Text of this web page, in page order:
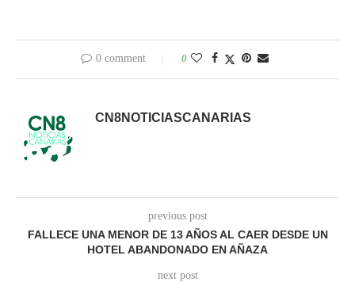
0 comment 0
CN8NOTICIASCANARIAS
previous post
FALLECE UNA MENOR DE 13 AÑOS AL CAER DESDE UN
HOTEL ABANDONADO EN AÑAZA
next post